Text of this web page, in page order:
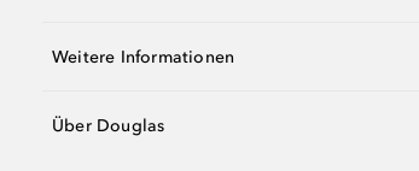
Weitere Informationen
Über Douglas